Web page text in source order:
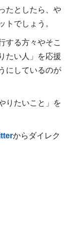
たとしたら、や
トでしょう。
する方々やそこ
たい人」を応援
にしているのが
りたいこと」を
からダイレク